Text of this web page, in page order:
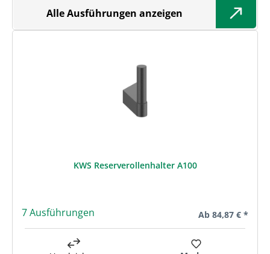
Alle Ausführungen anzeigen
KWS Reserverollenhalter A100
7 Ausführungen Regulärer Preis:
Ab 84,87 € *